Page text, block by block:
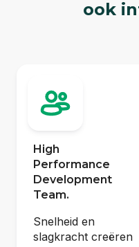
ook
High
Performance
Development
Team.
Snelheid en
slagkracht creëren